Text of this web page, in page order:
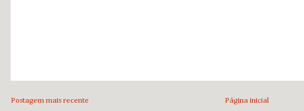
Postagem mais recente Página inicial